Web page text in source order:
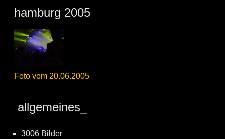
hamburg 2005
Foto vom 20.06.2005
allgemeines_
3006 Bilder